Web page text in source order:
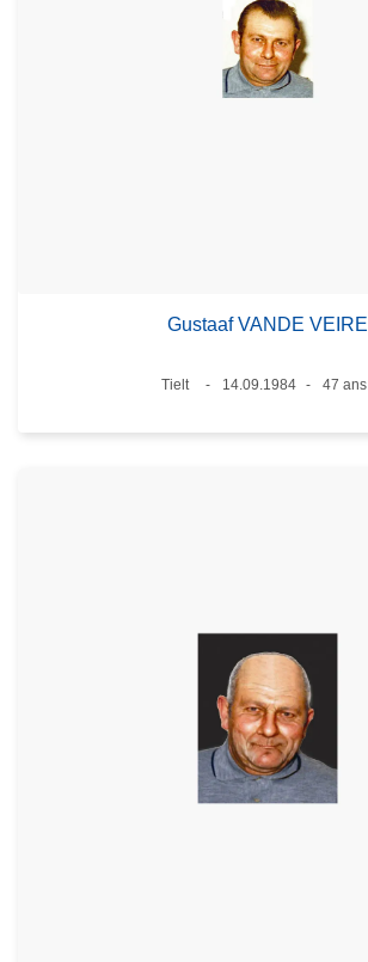
Gustaaf VANDE VEIRE
Lieux
Tielt
14.09.1984
47 ans